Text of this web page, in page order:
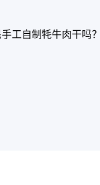
工自制牦牛肉干吗